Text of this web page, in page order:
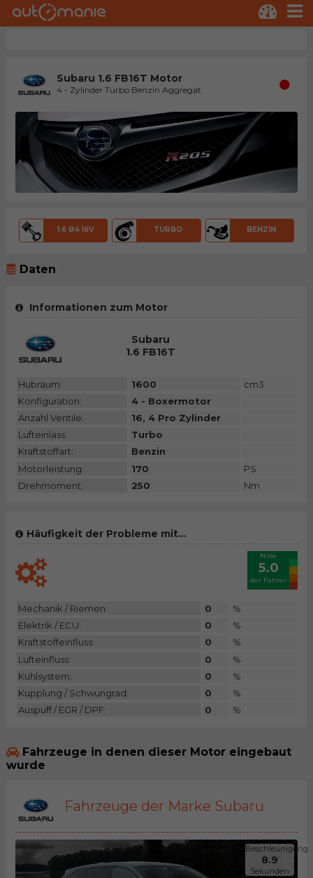
Subaru 1.6 FB16T Motor
4 - Zylinder Turbo Benzin Aggregat
1.6 B4 16V TURBO BENZIN
Daten
Informationen zum Motor
Subaru
1.6 FB16T
Hubraum: 1600
cm3
Konfiguration:
4 - Boxermotor
Anzahl Ventile:
16, 4 Pro Zylinder
Lufteinlass:
Turbo
Kraftstoffart:
Benzin
Motorleistung:
170
PS
Drehmoment:
250 Nm
Häufigkeit der Probleme mit...
Note
5.0
der Fahrer
Mechanik / Riemen: 0
%
Elektrik / ECU:
0
%
Kraftstoffeinfluss:
0
%
Lufteinfluss:
0
%
Kühlsystem:
0
%
Kupplung / Schwungrad:
0
%
Auspuff / EGR / DPF:
0 %
Fahrzeuge in denen dieser Motor eingebaut
wurde
Fahrzeuge der Marke Subaru
Beschleunigung
8.9
Sekunden